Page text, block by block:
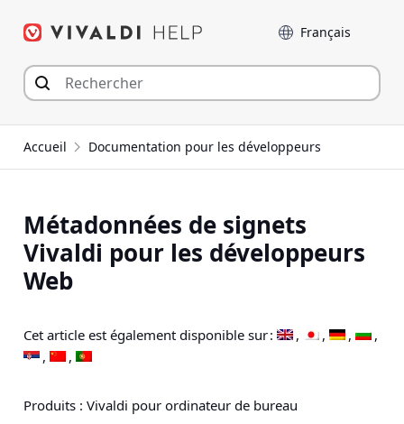
Langue
Accueil Documentation pour les développeurs
Métadonnées de signets
Vivaldi pour les développeurs
Web
Cet article est également disponible sur :
Produits : Vivaldi pour ordinateur de bureau